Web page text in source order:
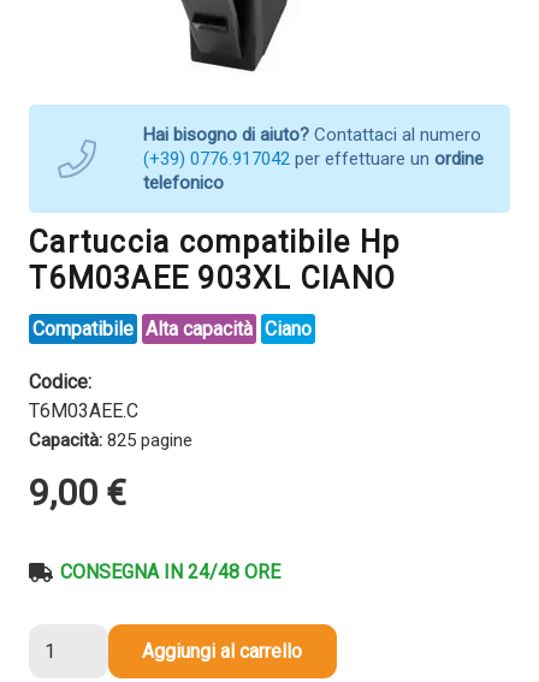
Hai bisogno di aiuto? Contattaci al numero
(+39) 0776.917042 per effettuare un ordine
telefonico
Cartuccia compatibile Hp
T6M03AEE 903XL CIANO
Compatibile Alta capacità Ciano
Codice:
T6M03AEE.C
Capacità: 825 pagine
9,00 €
CONSEGNA IN 24/48 ORE
compatibile
Aggiungi al carrello